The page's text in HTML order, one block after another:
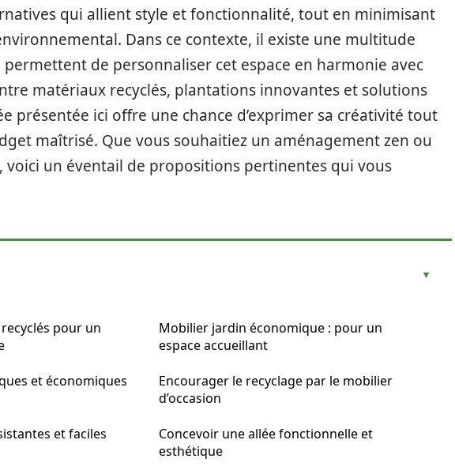
qui allient style et fonctionnalité, tout en minimisant
Dans ce contexte, il existe une multitude
permettent de personnaliser cet espace en harmonie avec
matériaux recyclés, plantations innovantes et solutions
présentée ici offre une chance d’exprimer sa créativité tout
maîtrisé. Que vous souhaitiez un aménagement zen ou
un éventail de propositions pertinentes qui vous
pour un
et économiques
et faciles
Mobilier jardin économique : pour un
espace accueillant
Encourager le recyclage par le mobilier
d’occasion
Concevoir une allée fonctionnelle et
esthétique